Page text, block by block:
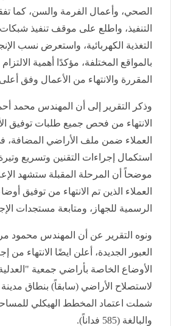
الصحي، وأعمال الفرمة والسن، كما
التنفيذ، واطلع على موقف تنفيذ
التغذية الكهربائية، واستعرض نسب
بالمواقع المختلفة، مؤكدًا أهمية
المقررة والانتهاء من الأعمال وفق
وذكر التقرير إلى أن المهندس محمد
الانتهاء من فحص جميع طلبات توفيق
العملاء ضمن ملف الأراضي
استكمال إجراءات التقنين وتسريع
موضحاً أن المرحلة المقبلة ستشهد
العملاء الذين تم الانتهاء من توفيق
الرسمية للجهاز، ومتابعة مستجدات
ونوه التقرير عن أن المهندس محمود
العبور الجديدة، أعلن ايضًا الانتهاء من
الأوضاع الخاصة بأراضي جمعية
لاستصلاح الأراضي (سابقاً) بنطاق مدينة
شملت اعتماد المخطط الهيكلي
والبالغة (585 فداناً).